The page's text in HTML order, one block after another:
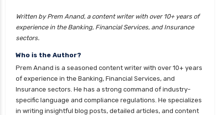
personal loan eligibility icici
personal loan eligibility incred
personal loan eligibility indusind bank
personal loan eligibility kotak
personal loan eligibility shriram
Written by Prem Anand, a content writer with over 10+ years of
experience in the Banking, Financial Services, and Insurance
sectors.
Who is the Author?
Prem Anand is a seasoned content writer with over 10+ years
of experience in the Banking, Financial Services, and
Insurance sectors. He has a strong command of industry-
specific language and compliance regulations. He specializes
in writing insightful blog posts, detailed articles, and content